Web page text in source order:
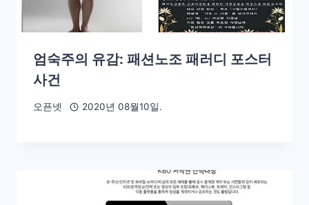
엄숙주의 유감: 패션노조 패러디 포스터
사건
오픈넷 2020년 08월10일.